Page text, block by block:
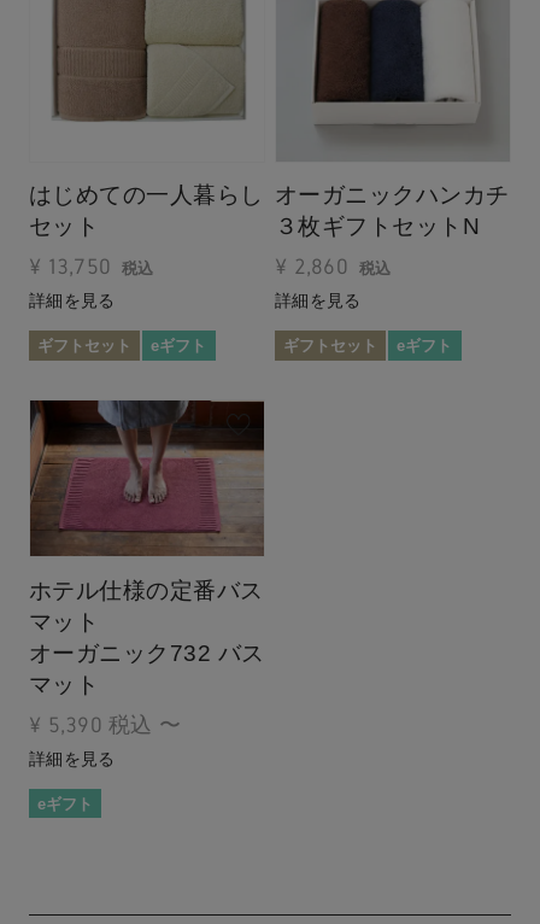
はじめての一人暮らし
セット
¥ 13,750 税込
詳細を見る
ギフトセット eギフト
オーガニックハンカチ
３枚ギフトセットN
¥ 2,860 税込
詳細を見る
ギフトセット eギフト
ホテル仕様の定番バス
マット
オーガニック732 バス
マット
¥ 5,390 税込 〜
詳細を見る
eギフト